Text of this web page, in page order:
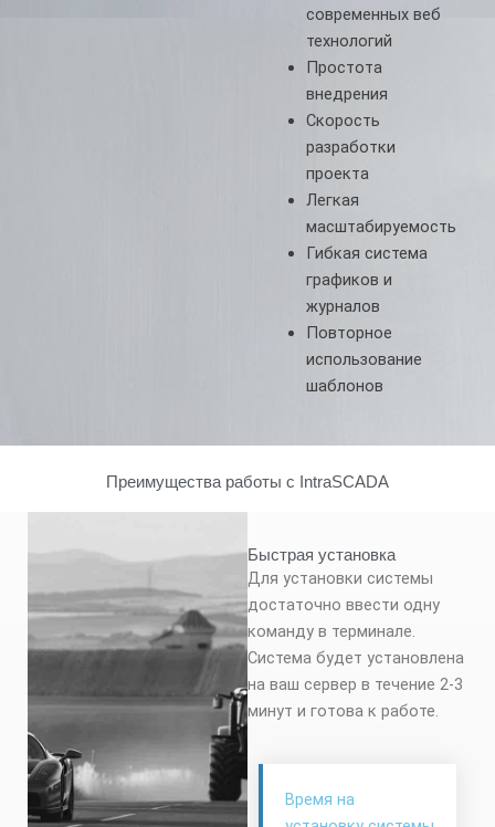
современных веб
технологий
Простота
внедрения
Скорость
разработки
проекта
Легкая
масштабируемость
Гибкая система
графиков и
журналов
Повторное
использование
шаблонов
Преимущества работы с IntraSCADA
Быстрая установка
Для установки системы
достаточно ввести одну
команду в терминале.
Система будет установлена
на ваш сервер в течение 2-3
минут и готова к работе.
Время на